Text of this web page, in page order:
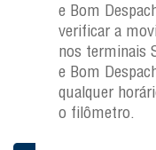
e Bom
verificar a
nos terminais
e Bom
qualquer
o filômetro.